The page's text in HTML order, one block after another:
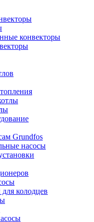
конвекторы
Grundfos
насосы
колодцев